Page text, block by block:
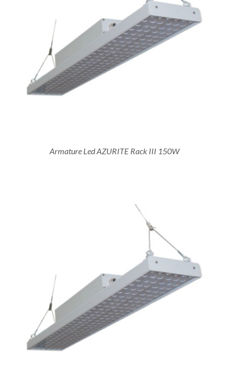
Armature Led AZURITE Rack III 150W